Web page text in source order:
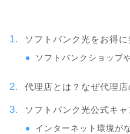
ソフトバンク光をお得
ソフトバンクショップ
代理店とは？なぜ代理店
ソフトバンク光公式キ
インターネット環境が